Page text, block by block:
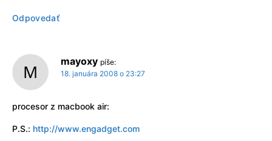
Odpovedať
mayoxy píše:
18. januára 2008 o 23:27
procesor z macbook air:
P.S.: http://www.engadget.com